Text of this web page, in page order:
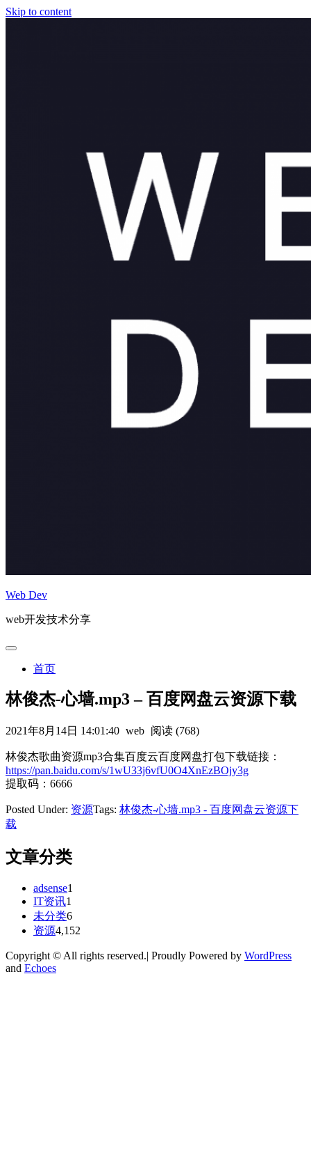
Skip to content
Web Dev
web开发技术分享
首页
林俊杰-心墙.mp3 – 百度网盘云资源下载
2021年8月14日 14:01:40 web 阅读 (768)
林俊杰歌曲资源mp3合集百度云百度网盘打包下载链接：
https://pan.baidu.com/s/1wU33j6vfU0O4XnEzBOjy3g
提取码：6666
Posted Under: 资源Tags: 林俊杰-心墙.mp3 - 百度网盘云资源下
载
文章分类
adsense1
IT资讯1
未分类6
资源4,152
Copyright © All rights reserved.| Proudly Powered by WordPress
and Echoes